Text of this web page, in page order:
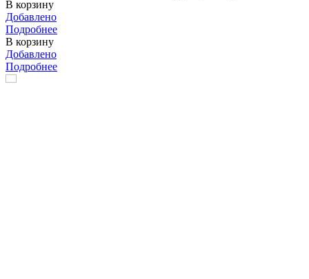
В корзину
Добавлено
Подробнее
В корзину
Добавлено
Подробнее